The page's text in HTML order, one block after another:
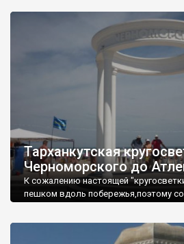
Тарханкутская
Черноморского до
К сожалению настоящей
пешком вдоль побережья,поэтому